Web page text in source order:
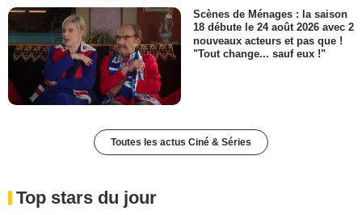
Scènes de Ménages : la saison
18 débute le 24 août 2026 avec 2
nouveaux acteurs et pas que !
"Tout change... sauf eux !"
Toutes les actus Ciné & Séries
Top stars du jour